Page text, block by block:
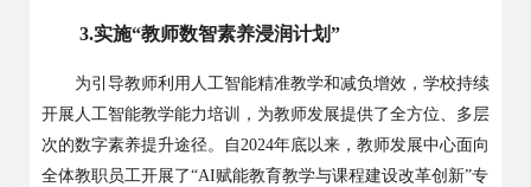
3.实施“教师数智素养浸润计划”
为引导教师利用人工智能精准教学和减负增效，学校持续
开展人工智能教学能力培训，为教师发展提供了全方位、多层
次的数字素养提升途径。自2024年底以来，教师发展中心面向
全体教职员工开展了“AI赋能教育教学与课程建设改革创新”专